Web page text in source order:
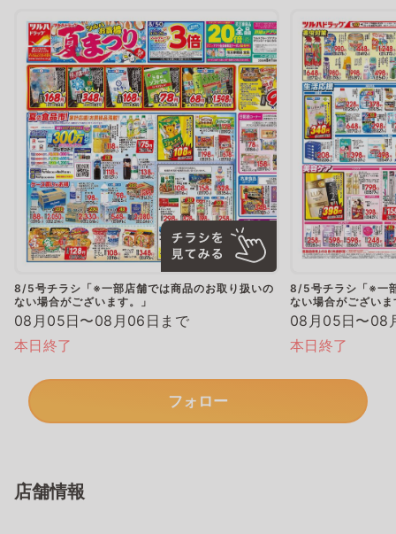
8/5号チラシ「※一部店舗では商品のお取り扱いの
ない場合がございます。」
08月05日〜08月06日まで
本日終了
8/5号チラシ「※一
ない場合がございま
08月05日〜08
本日終了
フォロー
店舗情報